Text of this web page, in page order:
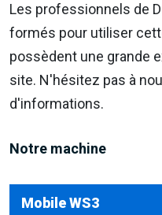
Les professionnels de
formés pour utiliser
possèdent une grande
site. N'hésitez pas à
d'informations.
Notre machine
Mobile WS3